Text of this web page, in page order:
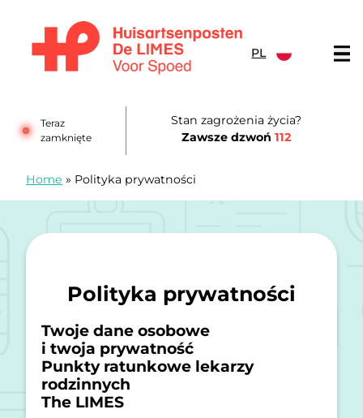
PL
Teraz
zamknięte
Stan zagrożenia życia?
Zawsze dzwoń 112
Home » Polityka prywatności
Polityka prywatności
Twoje dane osobowe
i twoja prywatność
Punkty ratunkowe lekarzy
rodzinnych
The LIMES